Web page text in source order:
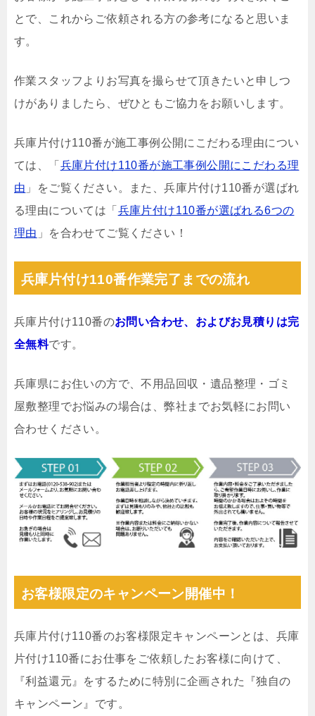
とで、これからご依頼される方の参考になると思いま
す。
作業スタッフよりお写真を撮らせて頂きたいと申しつ
けがありましたら、ぜひともご協力をお願いします。
兵庫片付け110番が施工事例公開にこだわる理由につい
ては、「 兵庫片付け110番が施工事例公開にこだわる理
由 」をご覧ください。また、兵庫片付け110番が選ばれ
る理由については「 兵庫片付け110番が選ばれる6つの
理由 」を合わせてご覧ください！
兵庫片付け110番作業完了までの流れ
兵庫片付け110番のお問い合わせ、およびお見積りは完
全無料です。
兵庫県にお住いの方で、不用品回収・遺品整理・ゴミ
屋敷整理でお悩みの場合は、弊社までお気軽にお問い
合わせください。
お客様限定のキャンペーン開催中！
兵庫片付け110番のお客様限定キャンペーンとは、兵庫
片付け110番にお仕事をご依頼したお客様に向けて、
『利益還元』をするために特別に企画された『独自の
キャンペーン』です。